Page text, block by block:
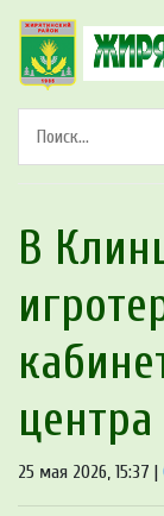
В
25 мая 2026, 15:37 |